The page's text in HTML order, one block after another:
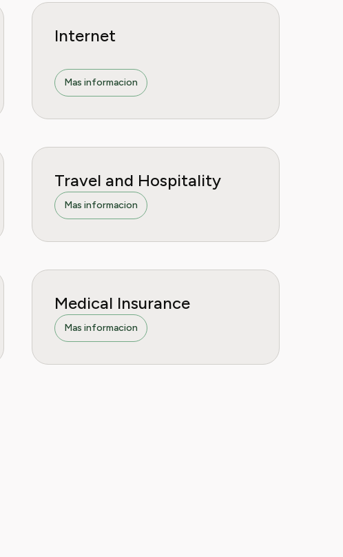
Internet
Mas informacion
Travel and Hospitality
Mas informacion
Medical Insurance
Mas informacion